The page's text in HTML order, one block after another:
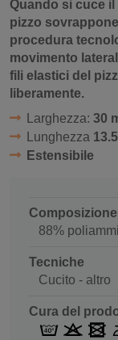
Quando si cuce il
pizzo
procedura
movimento
fili elastici del
liberamente.
Larghezza: 30
Lunghezza
Estensibile
Composizione
88%
Tecniche
Cucito - altro
Cura del